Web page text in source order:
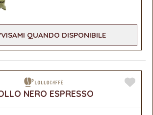
QUANDO DISPONIBILE
NERO ESPRESSO